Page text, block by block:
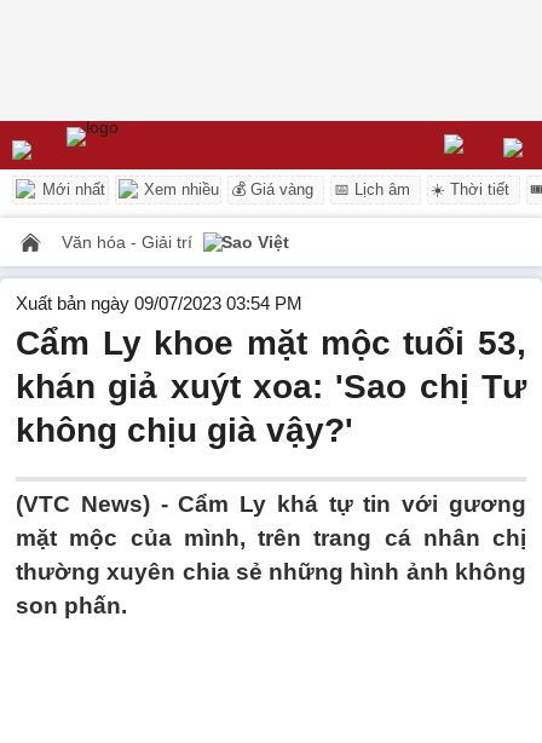
Mới nhất Xem nhiều 💰 Giá vàng 📅 Lịch âm ☀️ Thời tiết
Văn hóa - Giải trí Sao Việt
Xuất bản ngày 09/07/2023 03:54 PM
Cẩm Ly khoe mặt mộc tuổi 53,
khán giả xuýt xoa: 'Sao chị Tư
không chịu già vậy?'
(VTC News) -Cẩm Ly khá tự tin với gương
mặt mộc của mình, trên trang cá nhân chị
thường xuyên chia sẻ những hình ảnh không
son phấn.